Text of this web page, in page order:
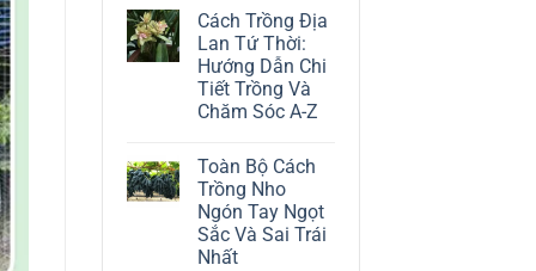
bình
luận
ở
Cách
Trồng
Cây
Đô
Kỹ
Thuật
Chăm
Sóc
Lá
Bạc
Tinh
Cách Trồng Địa
Lan Tứ Thời:
Hướng Dẫn Chi
Tiết Trồng Và
Chăm Sóc A-Z
bình
luận
Cách
Trồng
Địa
Lan
Toàn Bộ Cách
Trồng Nho
Ngón Tay Ngọt
Sắc Và Sai Trái
Nhất